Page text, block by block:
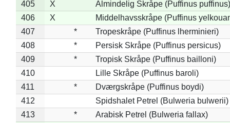
405
X
Almindelig Skråpe (Puffinus puffinus)
406
X
Middelhavsskråpe (Puffinus
407
*
Tropeskråpe (Puffinus lherminieri)
408
*
Persisk Skråpe (Puffinus persicus)
409
*
Tropisk Skråpe (Puffinus bailloni)
410
Lille Skråpe (Puffinus baroli)
411
*
Dværgskråpe (Puffinus boydi)
412
Spidshalet Petrel (Bulweria bulwerii)
413
*
Arabisk Petrel (Bulweria fallax)